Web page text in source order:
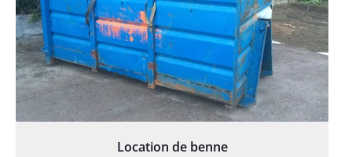
Location de benne